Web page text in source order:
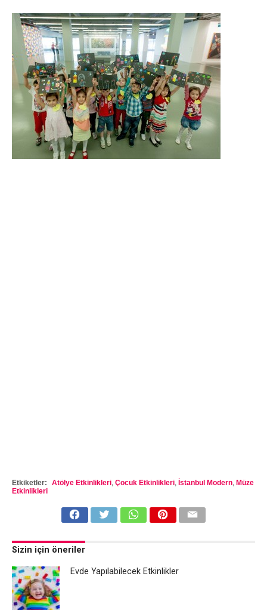
Etkiketler: Atölye Etkinlikleri, Çocuk Etkinlikleri, İstanbul Modern, Müze
Etkinlikleri
Sizin için öneriler
Evde Yapılabilecek Etkinlikler